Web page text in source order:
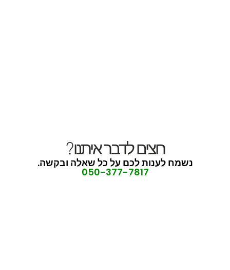
רוצים לדבר איתנו?
נשמח לענות לכם על כל שאלה ובקשה.
050-377-7817